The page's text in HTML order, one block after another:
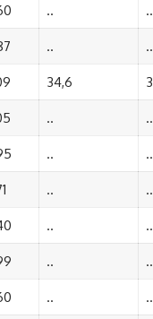
.. ..
.. ..
34,6
.. ..
.. ..
.. ..
.. ..
.. ..
.. ..